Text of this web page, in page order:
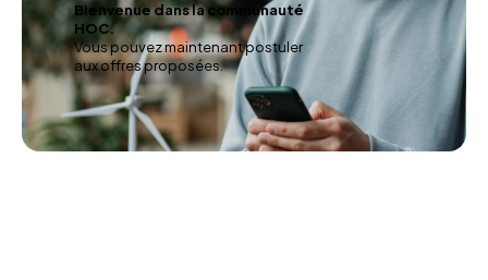
Bienvenue dans la communauté
HOC.
Vous pouvez maintenant postuler
aux offres proposées.